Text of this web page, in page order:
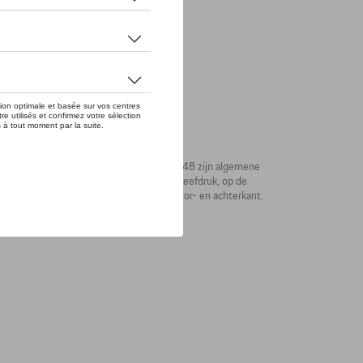
Porsche-sportwagen op 8 juni 1948 zijn algemene
katoen, op de voorkant als kleine zeefdruk, op de
verschijnt onder het nummer op de voor- en achterkant.